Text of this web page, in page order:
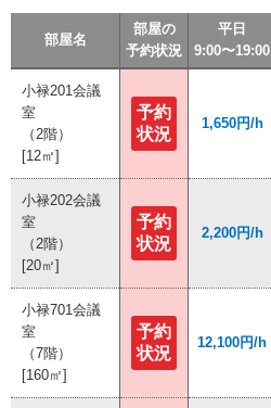
部屋名
部屋の
予約状況
平日
9:00〜19:00
部屋名
部屋の
予約状況
平日
9:00〜19:00
部屋名
部屋の
予約状況
平日
9:00〜19:00
小禄201会議
室
（2階）
[12㎡]
予約
状況
1,650円/h
小禄202会議
室
（2階）
[20㎡]
予約
状況
2,200円/h
小禄701会議
室
（7階）
[160㎡]
予約
状況
12,100円/h
部屋名
部屋の
予約状況
平日
9:00〜19:00
小禄201会議
室
（2階）
[12㎡]
予約
状況
1,650円/h
小禄202会議
室
（2階）
[20㎡]
予約
状況
2,200円/h
小禄701会議
室
（7階）
[160㎡]
予約
状況
12,100円/h